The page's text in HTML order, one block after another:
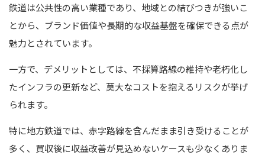
鉄道は公共性の高い業種であり、地域との結びつきが強いこ
とから、ブランド価値や長期的な収益基盤を確保できる点が
魅力とされています。
一方で、デメリットとしては、不採算路線の維持や老朽化し
たインフラの更新など、莫大なコストを抱えるリスクが挙げ
られます。
特に地方鉄道では、赤字路線を含んだまま引き受けることが
多く、買収後に収益改善が見込めないケースも少なくありま